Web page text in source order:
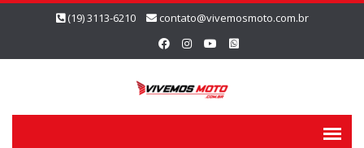
(19) 3113-6210 contato@vivemosmoto.com.br